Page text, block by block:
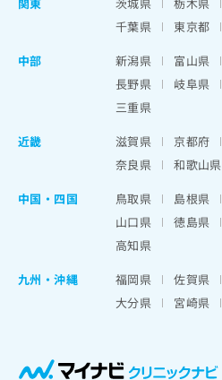
千葉県
東京都
中部
新潟県 富山県
長野県
岐阜県
三重県
近畿
滋賀県 京都府
奈良県
和歌山県
中国・四国
鳥取県 島根県
山口県
徳島県
高知県
九州・沖縄
福岡県 佐賀県
大分県
宮崎県